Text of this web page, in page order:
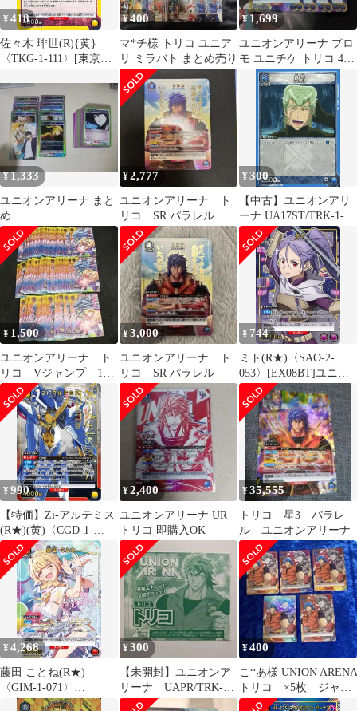
¥418
佐々木 琲世(R){黄}
〈TKG-1-111〉[東京喰
【UA47ST】]ユニオン
アリーナ
¥400
マ*チ様 トリコ ユニア
リ ミラバト まとめ売り
¥ 1,699
ユニオンアリーナ プロ
モ ユニチケ トリコ 4枚
セット
¥1,333
ユニオンアリーナ まと
め
¥2,777
ユニオンアリーナ ト
リコ SR パラレル
¥300
【中古】ユニオンアリ
ーナ UA17ST/TRK-1-
050[U]：鉄平
¥ 1,500
ユニオンアリーナ ト
リコ Vジャンプ 125
枚
¥3,000
ユニオンアリーナ ト
リコ SR パラレル
¥ 744
ミト(R★)〈SAO-2-
053〉[EX08BT]ユニオ
ンアリーナ
¥990
【特価】Zi-アルテミス
(R★)(黄)〈CGD-1-
032〉[UA34BT]ユニオ
ンアリーナ B
¥2,400
ユニオンアリーナ UR
トリコ 即購入OK
¥35,555
トリコ 星3 パラレ
ル ユニオンアリーナ
¥4,268
藤田 ことね(R★)
〈GIM-1-071〉
[UA27BT]ユニオンアリ
¥300
【未開封】ユニオンア
リーナ UAPR/TRK-1-
079「トリコ」
¥400
こ*あ様 UNION ARENA
トリコ ×5枚 ジャン
プフェスタ 非売品